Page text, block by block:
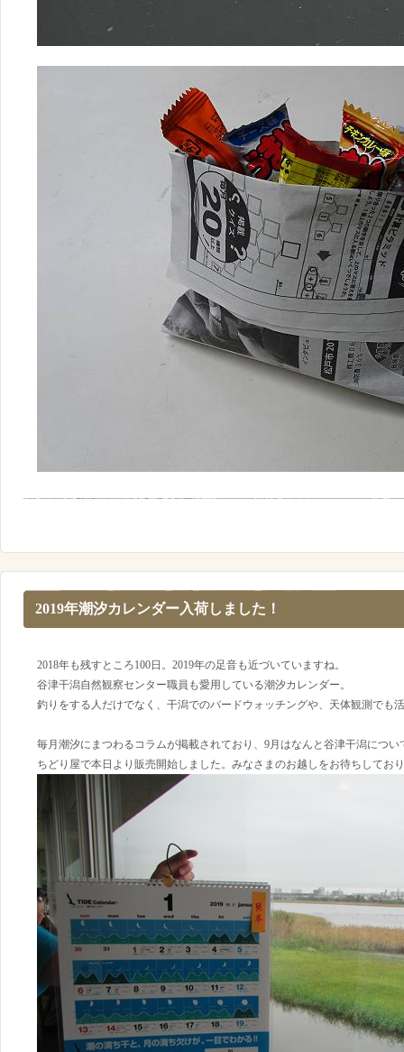
2019年潮汐カレンダー入荷しました！
2018年も残すところ100日。2019年の足音も近づいていますね。
谷津干潟自然観察センター職員も愛用している潮汐カレンダー。
釣りをする人だけでなく、干潟でのバードウォッチングや、天体観測でも
毎月潮汐にまつわるコラムが掲載されており、9月はなんと谷津干潟につい
ちどり屋で本日より販売開始しました。みなさまのお越しをお待ちしてお